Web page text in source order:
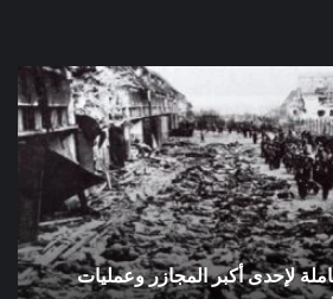
اللواء دكتور راضي عبدالمعطي يكتب: 30 يونيو – 3 يوليو..